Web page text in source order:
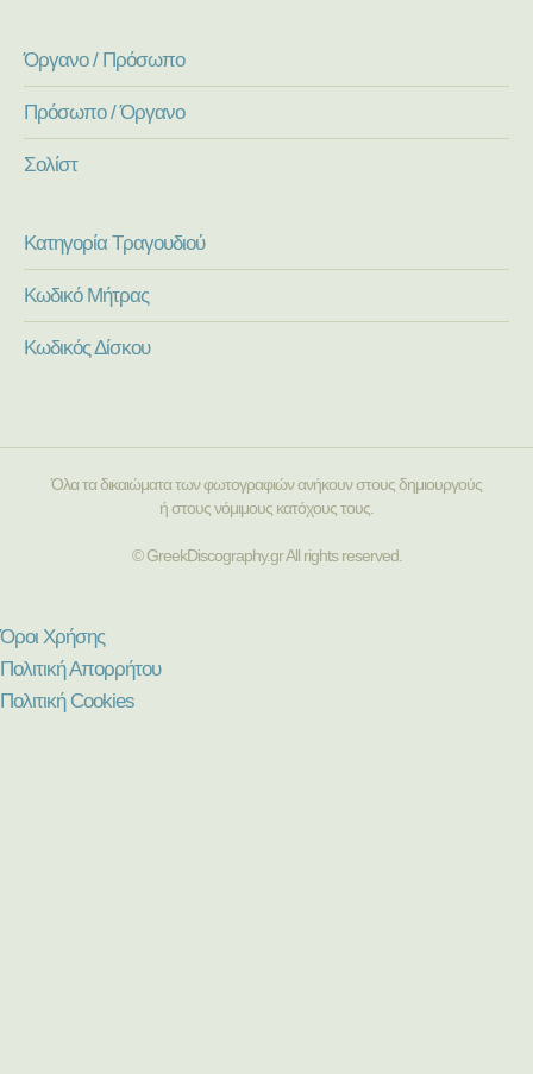
Όργανο / Πρόσωπο
Πρόσωπο / Όργανο
Σολίστ
Κατηγορία Τραγουδιού
Κωδικό Μήτρας
Κωδικός Δίσκου
Όλα τα δικαιώματα των φωτογραφιών ανήκουν στους δημιουργούς
ή στους νόμιμους κατόχους τους.
© GreekDiscography.gr All rights reserved.
Όροι Χρήσης
Πολιτική Απορρήτου
Πολιτική Cookies